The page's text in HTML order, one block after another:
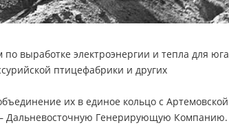
выработке электроэнергии и тепла для юга
птицефабрики и других
их в единое кольцо с Артемовской
Дальневосточную Генерирующую Компанию.